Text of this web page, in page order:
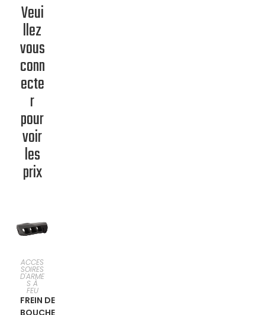
Veui
llez
vous
conn
ecte
r
pour
voir
les
prix
SÉLECTI
ONNER
UNE
ACCES
SOIRES
D'ARME
S À
FEU
FREIN DE
BOUCHE